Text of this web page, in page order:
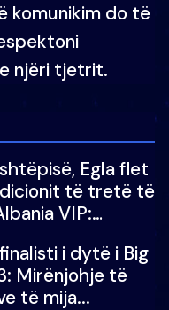
komunikim do të
njëri tjetrit.
Egla flet
të tretë të
VIP:
i dytë i Big
Mirënjohje të
të mija...